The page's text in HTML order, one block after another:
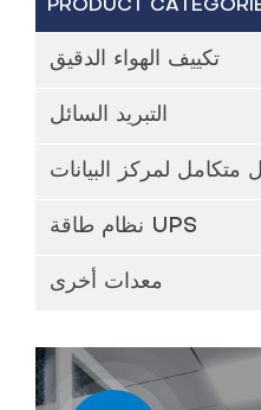
PRODUCT
تكييف الهواء الدقيق
التبريد السائل
متكامل لمركز البيانات
نظام طاقة UPS
معدات أخرى